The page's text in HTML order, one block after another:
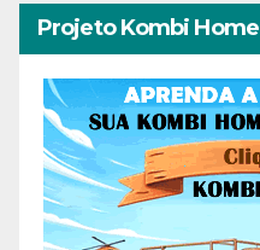
Projeto Kombi Home